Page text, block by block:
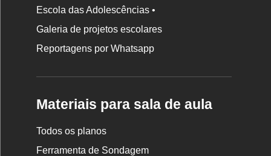
Escola das Adolescências •
Galeria de projetos escolares
Reportagens por Whatsapp
Materiais para sala de aula
Todos os planos
Ferramenta de Sondagem